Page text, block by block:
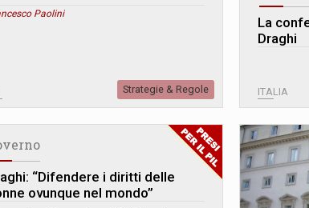
Paolini
Strategie & Regole
La
Draghi
ITALIA
“Difendere i diritti delle
ovunque nel mondo”